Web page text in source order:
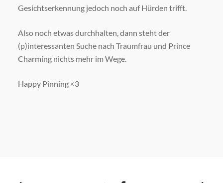
Gesichtserkennung jedoch noch auf Hürden trifft.
Also noch etwas durchhalten, dann steht der
(p)interessanten Suche nach Traumfrau und Prince
Charming nichts mehr im Wege.
Happy Pinning <3